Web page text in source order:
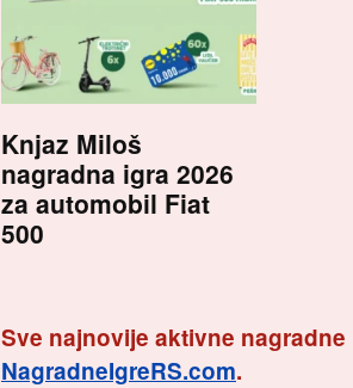
Knjaz Miloš
nagradna igra 2026
za automobil Fiat
500
Sve najnovije aktivne
NagradneIgreRS.com.